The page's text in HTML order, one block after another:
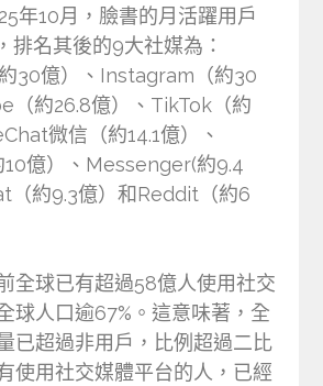
年10月，臉書的月活躍用戶
排名其後的9大社媒為：
30億）、Instagram（約30
（約26.8億）、TikTok（約
微信（約14.1億）、
億）、Messenger(約9.4
（約9.3億）和Reddit（約6
全球已有超過58億人使用社交
球人口逾67%。這意味著，全
已超過非用戶，比例超過二比
使用社交媒體平台的人，已經